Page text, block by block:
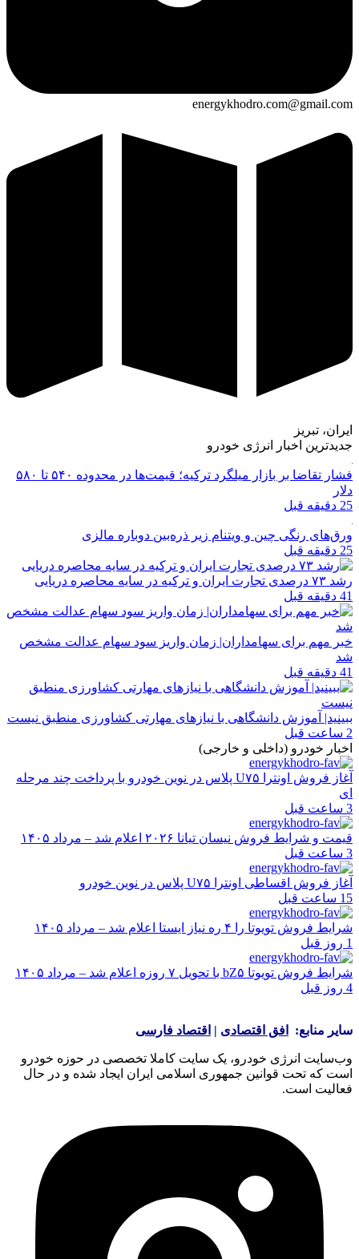
energykhodro.com@gmail.com
ایران، تبریز
جدیدترین اخبار انرژی خودرو
فشار تقاضا بر بازار میلگرد ترکیه؛ قیمت‌ها در محدوده ۵۴۰ تا ۵۸۰
دلار
25 دقیقه قبل
ورق‌های رنگی چین و ویتنام زیر ذره‌بین دوباره مالزی
25 دقیقه قبل
رشد ۷۳ درصدی تجارت ایران و ترکیه در سایه محاصره دریایی
41 دقیقه قبل
خبر مهم برای سهامداران| زمان واریز سود سهام عدالت مشخص
شد
41 دقیقه قبل
ببینید| آموزش دانشگاهی با نیازهای مهارتی کشاورزی منطبق نیست
2 ساعت قبل
اخبار خودرو (داخلی و خارجی)
آغاز فروش اونترا U۷۵ پلاس در نوین خودرو با پرداخت چند مرحله
ای
3 ساعت قبل
قیمت و شرایط فروش نیسان تیانا ۲۰۲۶ اعلام شد – مرداد ۱۴۰۵
3 ساعت قبل
آغاز فروش اقساطی اونترا U۷۵ پلاس در نوین خودرو
15 ساعت قبل
شرایط فروش تویوتا را ۴ ره نیاز ایستا اعلام شد – مرداد ۱۴۰۵
1 روز قبل
شرایط فروش تویوتا bZ۵ با تحویل ۷ روزه اعلام شد – مرداد ۱۴۰۵
4 روز قبل
سایر منابع: افق اقتصادی | اقتصاد فارسی
وب‌سایت انرژی خودرو، یک سایت کاملا تخصصی در حوزه خودرو
است که تحت قوانین جمهوری اسلامی ایران ایجاد شده و در حال
فعالیت است.